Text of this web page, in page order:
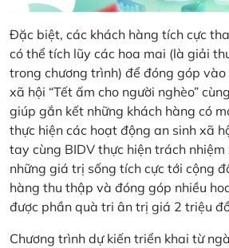
Đặc biệt, các khách hàng tích cực
có thể tích lũy các hoa mai (là giải
trong chương trình) để đóng góp
xã hội “Tết ấm cho người nghèo”
giúp gắn kết những khách hàng có
thực hiện các hoạt động an sinh xã
tay cùng BIDV thực hiện trách
những giá trị sống tích cực tới cộng
hàng thu thập và đóng góp nhiều
được phần quà tri ân trị giá 2 triệu
Chương trình dự kiến triển khai từ